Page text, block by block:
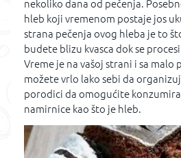
nekoliko dana od pečenja.
hleb koji vremenom postaje jos
strana pečenja ovog hleba je to
budete blizu kvasca dok se
Vreme je na vašoj strani i sa malo
možete vrlo lako sebi da
porodici da omogućite
namirnice kao što je hleb.